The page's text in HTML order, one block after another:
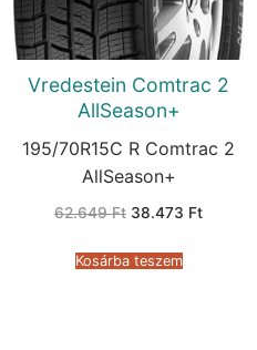
Vredestein Comtrac 2
AllSeason+
195/70R15C R Comtrac 2
AllSeason+
62.649Ft Original
62.649 Ft.
38.473 FtCurrent
Kosárba teszem